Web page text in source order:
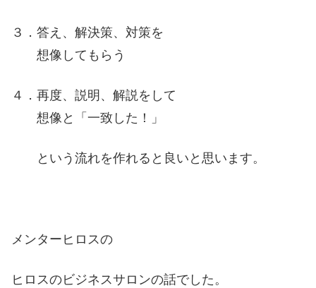
３．答え、解決策、対策を
想像してもらう
４．再度、説明、解説をして
想像と「一致した！」
という流れを作れると良いと思います。
メンターヒロスの
ヒロスのビジネスサロンの話でした。